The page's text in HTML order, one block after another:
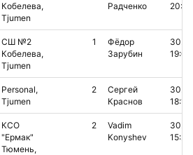
Кобелева,
Tjumen
Радченко
20:25
СШ №2
Кобелева,
Tjumen
1
Фёдор
Зарубин
19:04
Personal,
Tjumen
2
Сергей
Краснов
18:16
КСО
"Ермак"
Тюмень,
2
Vadim
Konyshev
15:26